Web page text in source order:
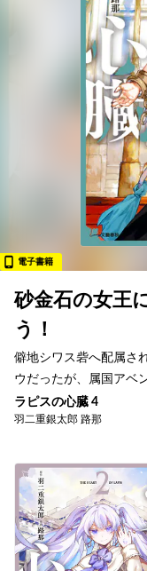
電子書籍
砂金石の女王
う！
僻地シワス砦へ配属さ
ウだったが、属国アベ
ラピスの心臓 4
羽二重銀太郎 路那